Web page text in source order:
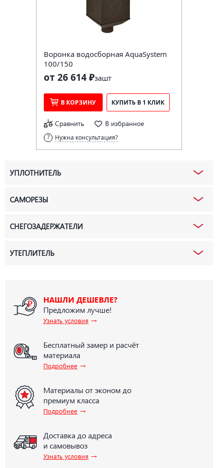
Воронка водосборная AquaSystem
100/150
от 26 614 ₽зашт
В КОРЗИНУ КУПИТЬ В 1 КЛИК
Сравнить В избранное
Нужна консультация?
УПЛОТНИТЕЛЬ
САМОРЕЗЫ
СНЕГОЗАДЕРЖАТЕЛИ
УТЕПЛИТЕЛЬ
НАШЛИ ДЕШЕВЛЕ?
Предложим лучше!
Узнать условия →
Бесплатный замер и расчёт
материала
Подробнее →
Материалы от эконом до
премиум класса
Подробнее →
Доставка до адреса
и самовывоз
Узнать условия →